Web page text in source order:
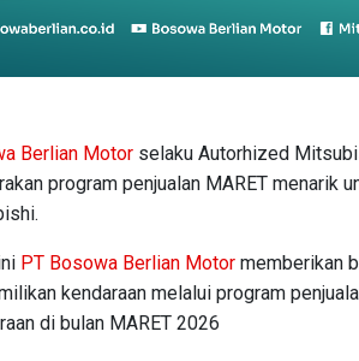
Berlian Motor selaku Autorhized
program penjualan MARET menarik
PT Bosowa Berlian Motor memberikan
kendaraan melalui program
di bulan MARET 2026